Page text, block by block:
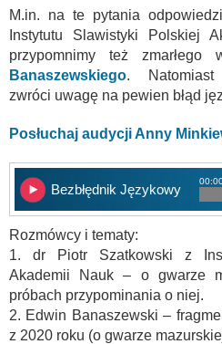
M.in. na te pytania
Instytutu Slawistyki Polskiej
przypomnimy też
Banaszewskiego.
zwróci uwagę na pewien błąd
Posłuchaj audycji Anny
Bezbłędnik Językowy
Rozmówcy i tematy:
1. dr Piotr Szatkowski z
Akademii Nauk – o gwarze
próbach przypominania o niej.
2. Edwin Banaszewski –
z 2020 roku (o gwarze